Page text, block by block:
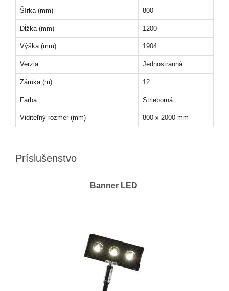
Šírka (mm) 800
Dĺžka (mm) 1200
Výška (mm) 1904
Verzia Jednostranná
Záruka (m) 12
Farba Strieborná
Viditeľný rozmer (mm) 800 x 2000 mm
Príslušenstvo
Banner LED